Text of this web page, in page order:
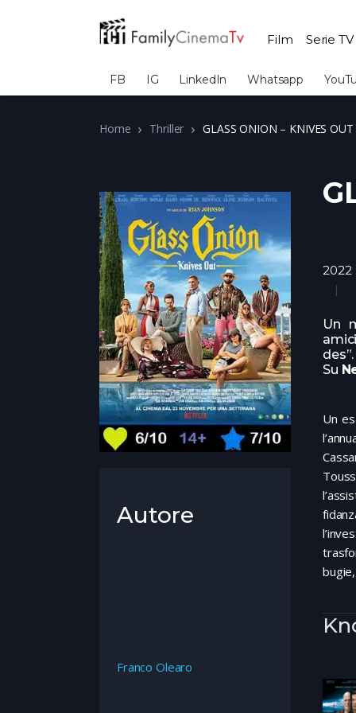
Film Serie TV
FB IG LinkedIn Whatsapp
Home Thriller GLASS ONION – KNIVES OUT
2022
Un
Su
Un
Autore
Franco Olearo